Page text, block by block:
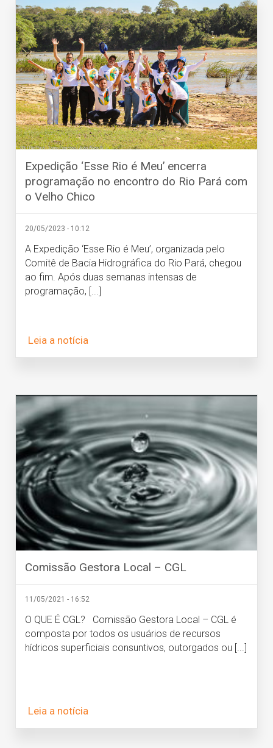
Expedição ‘Esse Rio é Meu’ encerra
programação no encontro do Rio Pará com
o Velho Chico
20/05/2023 - 10:12
A Expedição ‘Esse Rio é Meu’, organizada pelo
Comitê de Bacia Hidrográfica do Rio Pará, chegou
ao fim. Após duas semanas intensas de
programação, [...]
Leia a notícia
Comissão Gestora Local – CGL
11/05/2021 - 16:52
O QUE É CGL? Comissão Gestora Local – CGL é
composta por todos os usuários de recursos
hídricos superficiais consuntivos, outorgados ou [...]
Leia a notícia